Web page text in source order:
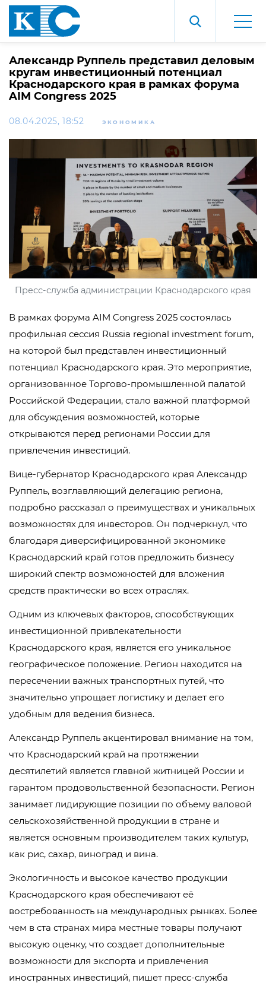
Александр Руппель представил деловым
кругам инвестиционный потенциал
Краснодарского края в рамках форума
AIM Congress 2025
08.04.2025, 18:52 ЭКОНОМИКА
Пресс-служба администрации Краснодарского края
В рамках форума AIM Congress 2025 состоялась
профильная сессия Russia regional investment forum,
на которой был представлен инвестиционный
потенциал Краснодарского края. Это мероприятие,
организованное Торгово-промышленной палатой
Российской Федерации, стало важной платформой
для обсуждения возможностей, которые
открываются перед регионами России для
привлечения инвестиций.
Вице-губернатор Краснодарского края Александр
Руппель, возглавляющий делегацию региона,
подробно рассказал о преимуществах и уникальных
возможностях для инвесторов. Он подчеркнул, что
благодаря диверсифицированной экономике
Краснодарский край готов предложить бизнесу
широкий спектр возможностей для вложения
средств практически во всех отраслях.
Одним из ключевых факторов, способствующих
инвестиционной привлекательности
Краснодарского края, является его уникальное
географическое положение. Регион находится на
пересечении важных транспортных путей, что
значительно упрощает логистику и делает его
удобным для ведения бизнеса.
Александр Руппель акцентировал внимание на том,
что Краснодарский край на протяжении
десятилетий является главной житницей России и
гарантом продовольственной безопасности. Регион
занимает лидирующие позиции по объему валовой
сельскохозяйственной продукции в стране и
является основным производителем таких культур,
как рис, сахар, виноград и вина.
Экологичность и высокое качество продукции
Краснодарского края обеспечивают её
востребованность на международных рынках. Более
чем в ста странах мира местные товары получают
высокую оценку, что создает дополнительные
возможности для экспорта и привлечения
иностранных инвестиций, пишет пресс-служба